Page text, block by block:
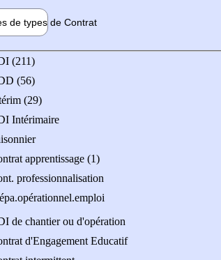
de types de Contrat
(211)
(56)
(29)
Intérimaire
apprentissage (1)
professionnalisation
de chantier ou d'opération
d'Engagement Educatif